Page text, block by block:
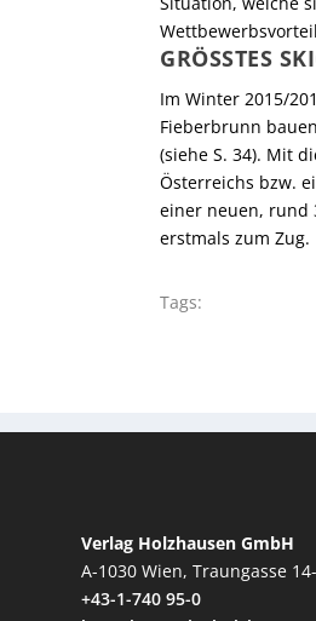
GRÖSSTES
Im Winter 2015/
Fieberbrunn
(siehe S. 34). Mit
Österreichs bzw.
einer neuen, rund
erstmals zum Zug.
Tags:
Verlag Holzhausen GmbH
A-1030 Wien, Traungasse
+43-1-740 95-0